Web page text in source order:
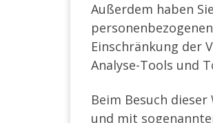
Außerdem haben
Einschränkung der
Analyse-Tools und
Beim Besuch
und mit